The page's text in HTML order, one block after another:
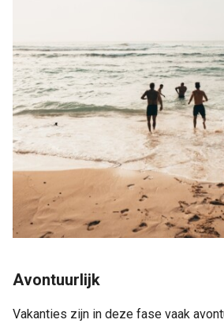
Avontuurlijk
Vakanties zijn in deze fase vaak